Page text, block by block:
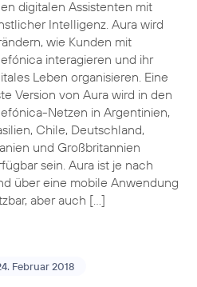
digitalen Assistenten mit
Intelligenz. Aura wird
wie Kunden mit
interagieren und ihr
Leben organisieren. Eine
Version von Aura wird in den
Netzen in Argentinien,
Chile, Deutschland,
und Großbritannien
sein. Aura ist je nach
über eine mobile Anwendung
aber auch […]
Februar 2018